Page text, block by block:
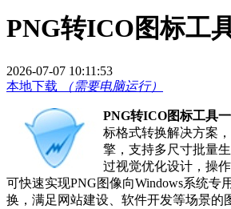
PNG转ICO图标工
2026-07-07 10:11:53
本地下载
（需要电脑运行）
PNG转ICO图标工具
标格式转换解决方案
擎，支持多尺寸批量
过视觉优化设计，操
可快速实现PNG图像向Windows系统专
换，满足网站建设、软件开发等场景的